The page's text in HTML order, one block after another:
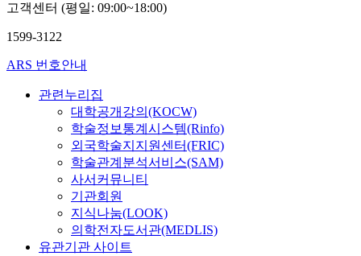
고객센터 (평일: 09:00~18:00)
1599-3122
ARS 번호안내
관련누리집
대학공개강의(KOCW)
학술정보통계시스템(Rinfo)
외국학술지지원센터(FRIC)
학술관계분석서비스(SAM)
사서커뮤니티
기관회원
지식나눔(LOOK)
의학전자도서관(MEDLIS)
유관기관 사이트